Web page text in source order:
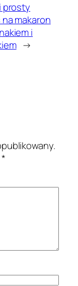
prosty
makaron
i
→
*